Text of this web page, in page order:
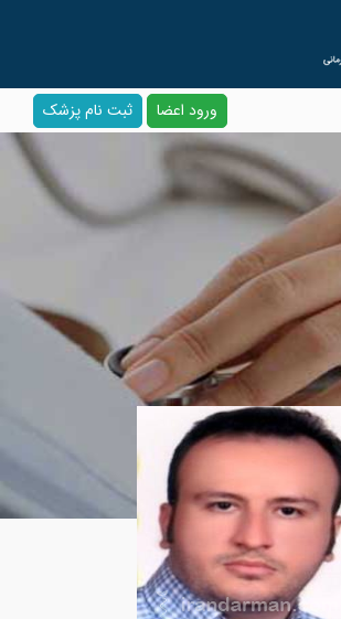
ورود اعضا ثبت نام پزشک